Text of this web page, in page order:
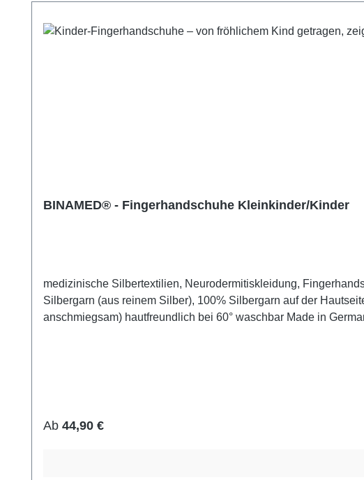
BINAMED® - Fingerhandschuhe Kleinkinder/Kinder
medizinische Silbertextilien, Neurodermitiskleidung, Fingerhandschuhe für Kleinkinder/
Silbergarn (aus reinem Silber), 100% Silbergarn auf der
anschmiegsam) hautfreundlich bei 60° waschbar Made in
Regulärer Preis:
Ab 44,90 €